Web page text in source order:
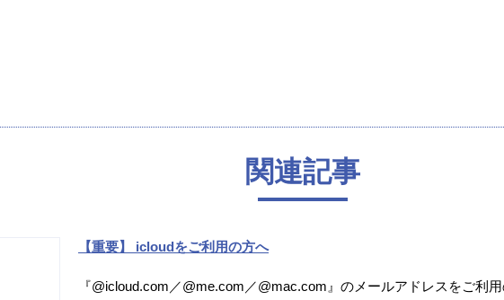
関連記事
【重要】 icloudをご利用の方へ
『@icloud.com／@me.com／@mac.com』のメールアドレスをご利